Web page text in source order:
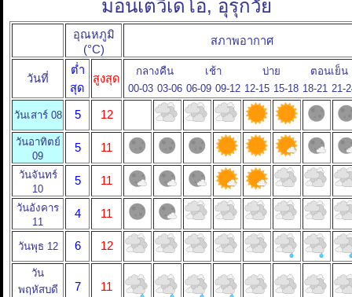
มอนเตวิเดโอ, อุรุกวัย
อุณหภูมิ
(°C)
สภาพอากาศ
วันที่
ต่ำ
สุด
สูงสุด
กลางคืน เช้า บ่าย
ตอนเย็น
00-03 03-06 06-09 09-12 12-15 15-18 18-21 21-
วันเสาร์ 08 5 12
วันอาทิตย์
09
5 11
วันจันทร์
10
5 11
วันอังคาร
11
4 11
วันพุธ 12 6 12
วัน
พฤหัสบดี
7 11